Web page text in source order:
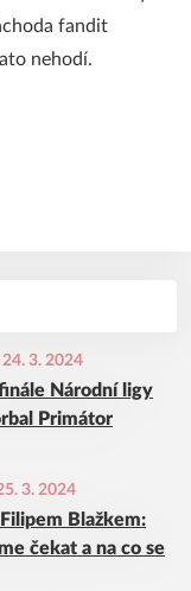
fandit
nehodí.
24. 3. 2024
Národní ligy
Primátor
3. 2024
Blažkem:
čekat a na co se